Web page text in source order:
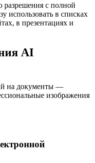
разрешения с полной
использовать в списках
в презентациях и
AI
на документы —
изображения